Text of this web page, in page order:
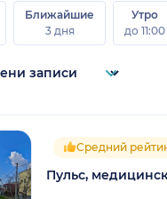
Ближайшие
3 дня
Утро
до 11:00
Средний
Пульс,